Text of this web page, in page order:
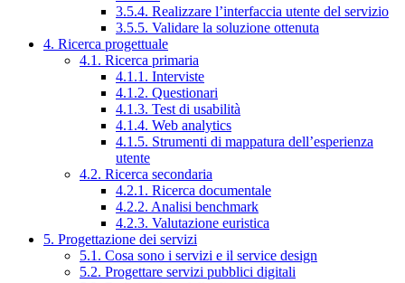
3.5.4. Realizzare l’interfaccia utente del servizio
3.5.5. Validare la soluzione ottenuta
4. Ricerca progettuale
4.1. Ricerca primaria
4.1.1. Interviste
4.1.2. Questionari
4.1.3. Test di usabilità
4.1.4. Web analytics
4.1.5. Strumenti di mappatura dell’esperienza
utente
4.2. Ricerca secondaria
4.2.1. Ricerca documentale
4.2.2. Analisi benchmark
4.2.3. Valutazione euristica
5. Progettazione dei servizi
5.1. Cosa sono i servizi e il service design
5.2. Progettare servizi pubblici digitali